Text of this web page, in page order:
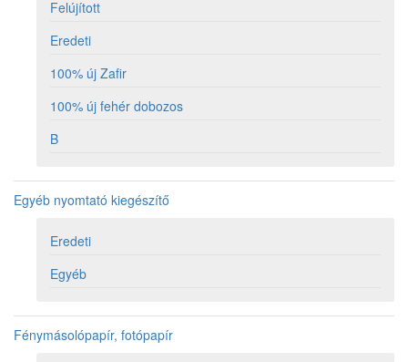
Felújított
Eredeti
100% új Zafir
100% új fehér dobozos
B
Egyéb nyomtató kiegészítő
Eredeti
Egyéb
Fénymásolópapír, fotópapír